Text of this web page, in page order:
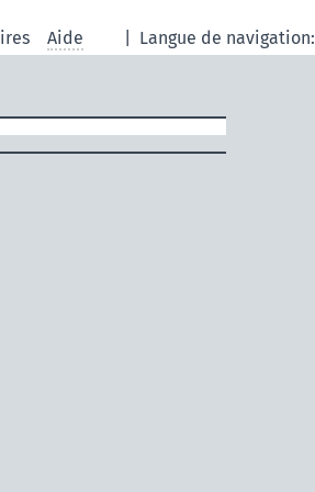
Langue de navigation:
Aide